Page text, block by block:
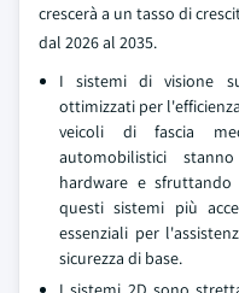
crescerà a un tasso di
dal 2026 al 2035.
I sistemi di visione
ottimizzati per
veicoli di fascia
automobilistici
hardware e sfruttando
questi sistemi più
essenziali per
sicurezza di base.